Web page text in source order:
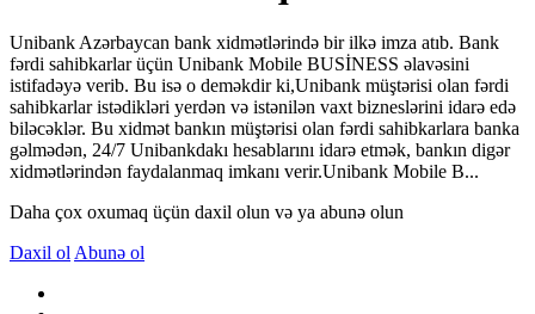
Unibank Azərbaycan bank xidmətlərində bir ilkə imza atıb. Bank
fərdi sahibkarlar üçün Unibank Mobile BUSİNESS əlavəsini
istifadəyə verib. Bu isə o deməkdir ki,Unibank müştərisi olan fərdi
sahibkarlar istədikləri yerdən və istənilən vaxt bizneslərini idarə edə
biləcəklər. Bu xidmət bankın müştərisi olan fərdi sahibkarlara banka
gəlmədən, 24/7 Unibankdakı hesablarını idarə etmək, bankın digər
xidmətlərindən faydalanmaq imkanı verir.Unibank Mobile B...
Daha çox oxumaq üçün daxil olun və ya abunə olun
Daxil ol Abunə ol